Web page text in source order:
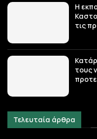
Η
τις
τους
Τελευταία άρθρα